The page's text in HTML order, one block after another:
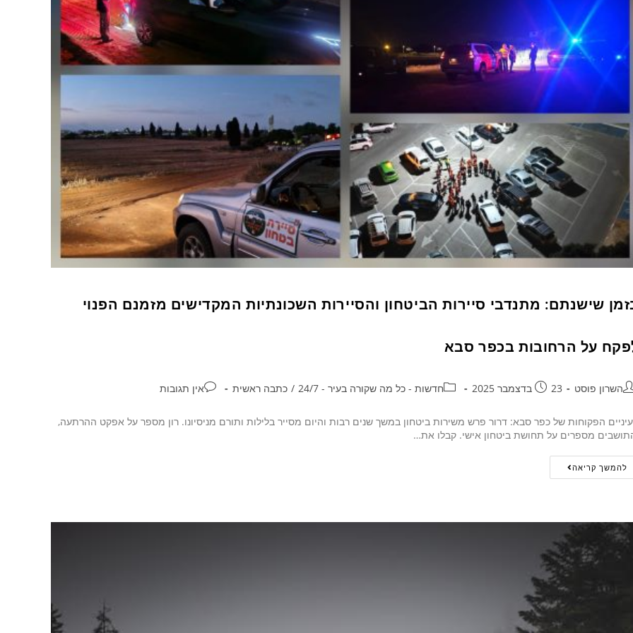
שישנתם: מתנדבי סיירות הביטחון והסיירות השכונתיות המקדישים מזמנם הפנוי
על הרחובות בכפר סבא
השרון פוסט 23 בדצמבר 2025 חדשות - כל מה שקורה בעיר - 24/7 / כתבה ראשית אין תגובות
הפקוחות של כפר סבא: דרור פרש משירות ביטחון במשך שנים רבות והיום מסייר בלילות ותורם מניסיונו. רון מספר על אפקט ההרתעה,
מספרים על תחושת ביטחון אישי. קבלו את…
להמשך קריאה